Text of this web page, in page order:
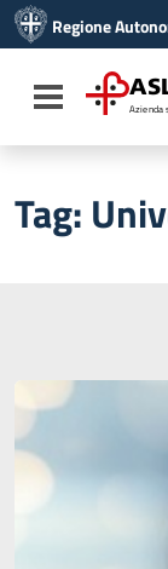
Vai al menu
Vai al footer
Regione
Toggle Azienda
Tag: